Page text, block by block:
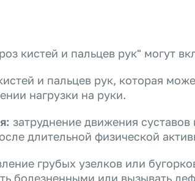
кистей и пальцев рук" могут
и пальцев рук, которая
нагрузки на руки.
затруднение движения суставов
длительной физической
грубых узелков или
болезненными или вызывать